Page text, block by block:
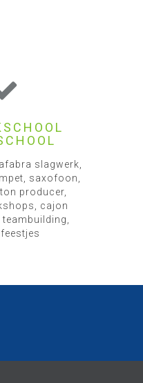
slagwerk,
saxofoon,
producer,
cajon